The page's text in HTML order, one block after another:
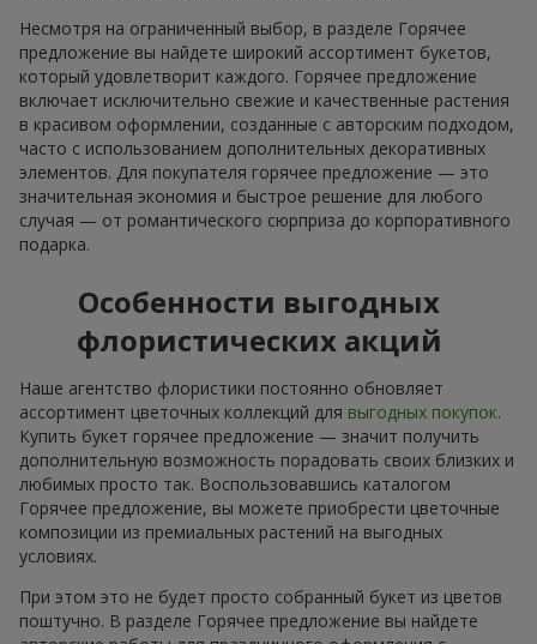
Несмотря на ограниченный выбор, в разделе Горячее
предложение вы найдете широкий ассортимент букетов,
который удовлетворит каждого. Горячее предложение
включает исключительно свежие и качественные растения
в красивом оформлении, созданные с авторским подходом,
часто с использованием дополнительных декоративных
элементов. Для покупателя горячее предложение — это
значительная экономия и быстрое решение для любого
случая — от романтического сюрприза до корпоративного
подарка.
Особенности выгодных
флористических акций
Наше агентство флористики постоянно обновляет
ассортимент цветочных коллекций для выгодных покупок.
Купить букет горячее предложение — значит получить
дополнительную возможность порадовать своих близких и
любимых просто так. Воспользовавшись каталогом
Горячее предложение, вы можете приобрести цветочные
композиции из премиальных растений на выгодных
условиях.
При этом это не будет просто собранный букет из цветов
поштучно. В разделе Горячее предложение вы найдете